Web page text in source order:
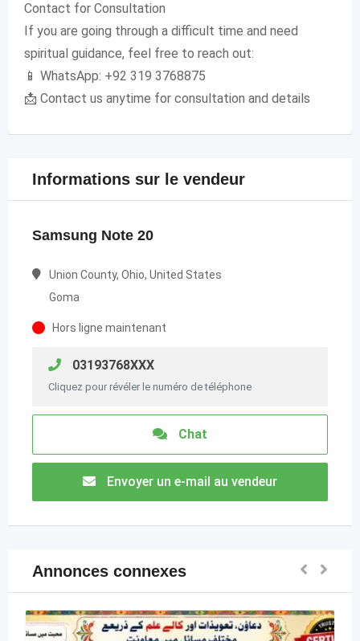
Contact for Consultation
If you are going through a difficult time and need
spiritual guidance, feel free to reach out:
📱 WhatsApp: +92 319 3768875
📩 Contact us anytime for consultation and details
Informations sur le vendeur
Samsung Note 20
Union County, Ohio, United States
Goma
Hors ligne maintenant
03193768XXX
Cliquez pour révéler le numéro de téléphone
Chat
Envoyer un e-mail au vendeur
Annonces connexes